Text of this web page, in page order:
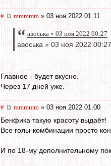
# mmmmm » 03 ноя 2022 01:11
авоська » 03 ноя 2022 00:27
авоська » 03 ноя 2022 00:27
Главное - будет вкусно.
Через 17 дней уже.
# mmmmm » 03 ноя 2022 01:00
Бенфика такую красоту выдаёт!
Все голы-комбинации просто
И по 18-му дополнительному